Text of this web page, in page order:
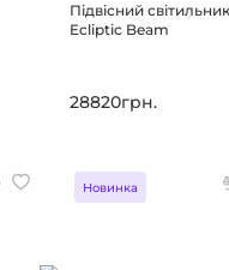
Підвісний світильник
Ecliptic Beam
28820грн.
Новинка